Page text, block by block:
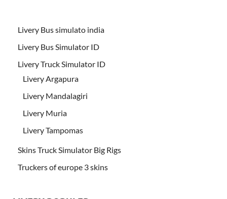
Livery Bus simulato india
Livery Bus Simulator ID
Livery Truck Simulator ID
Livery Argapura
Livery Mandalagiri
Livery Muria
Livery Tampomas
Skins Truck Simulator Big Rigs
Truckers of europe 3 skins